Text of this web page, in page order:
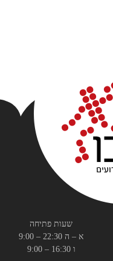
שעות פתיחה
א – ה 22:30 – 9:00
ו 16:30 – 9:00